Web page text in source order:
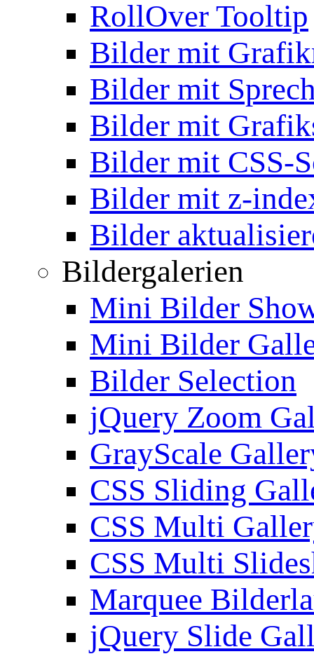
RollOver Tooltip
Bilder mit
Bilder mit
Bilder mit
Bilder mit CSS-
Bilder mit z-
Bilder
Bildergalerien
Mini Bilder
Mini Bilder
Bilder Selection
jQuery Zoom
GrayScale
CSS Sliding
CSS Multi
CSS Multi
Marquee
jQuery Slide